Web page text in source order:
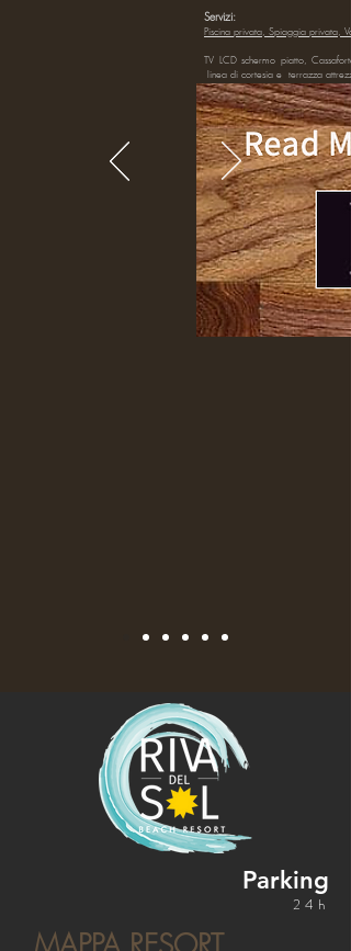
Servizi:
Piscina privata, Spiaggia privata,
TV LCD schermo piatto,
linea di cortesia e terrazza
Parking
24h